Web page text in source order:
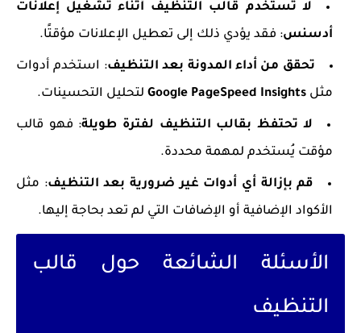
لا تستخدم قالب التنظيف أثناء تشغيل إعلانات
أدسنس: فقد يؤدي ذلك إلى تعطيل الإعلانات مؤقتًا.
تحقق من أداء المدونة بعد التنظيف: استخدم أدوات
مثل Google PageSpeed Insights لتحليل التحسينات.
لا تحتفظ بقالب التنظيف لفترة طويلة: فهو قالب
مؤقت يُستخدم لمهمة محددة.
قم بإزالة أي أدوات غير ضرورية بعد التنظيف: مثل
الأكواد الإضافية أو الإضافات التي لم تعد بحاجة إليها.
الأسئلة الشائعة حول قالب
التنظيف